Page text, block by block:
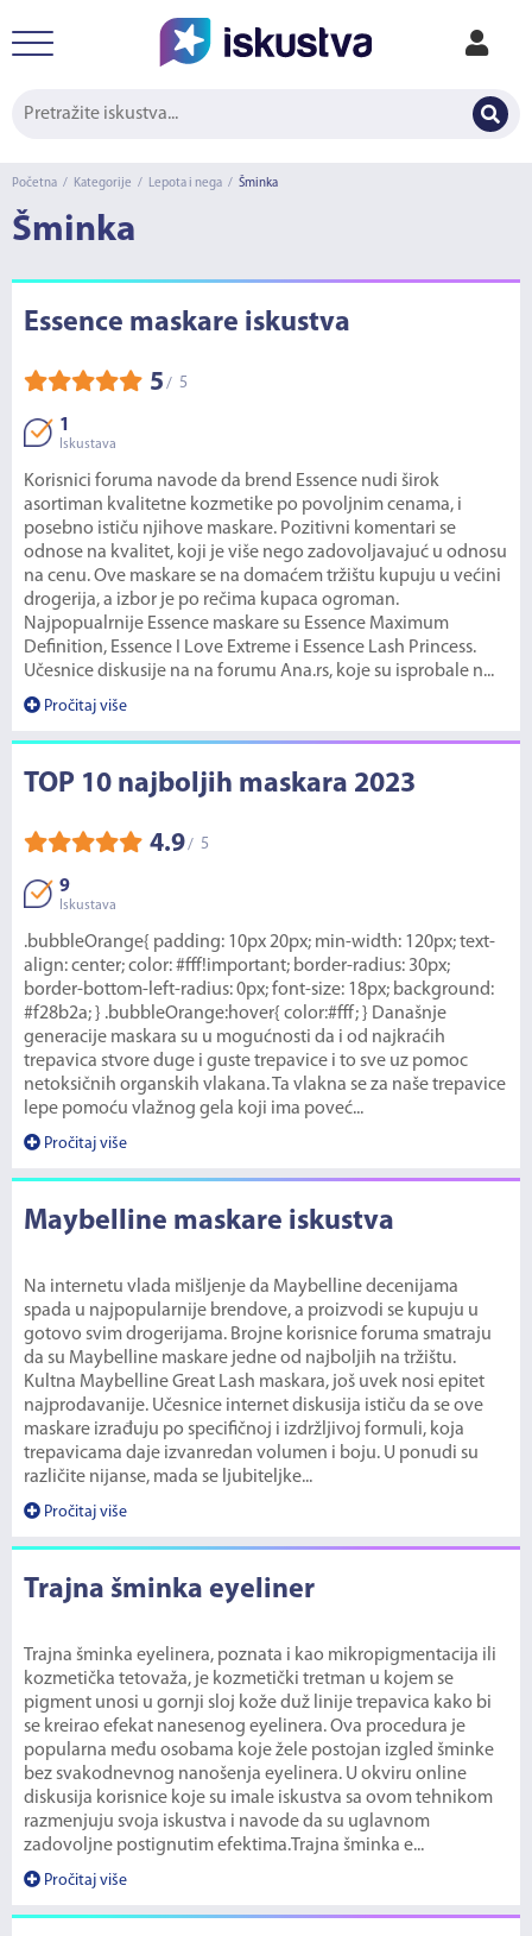
Početna / Kategorije / Lepota i nega / Šminka
Šminka
Essence maskare iskustva
5 / 5
1
Iskustava
Korisnici foruma navode da brend Essence nudi širok
asortiman kvalitetne kozmetike po povoljnim cenama, i
posebno ističu njihove maskare. Pozitivni komentari se
odnose na kvalitet, koji je više nego zadovoljavajuć u odnosu
na cenu. Ove maskare se na domaćem tržištu kupuju u većini
drogerija, a izbor je po rečima kupaca ogroman.
Najpopualrnije Essence maskare su Essence Maximum
Definition, Essence I Love Extreme i Essence Lash Princess.
Učesnice diskusije na na forumu Ana.rs, koje su isprobale n...
Pročitaj više
TOP 10 najboljih maskara 2023
4.9/ 5
9
Iskustava
.bubbleOrange{ padding: 10px 20px; min-width: 120px; text-
align: center; color: #fff!important; border-radius: 30px;
border-bottom-left-radius: 0px; font-size: 18px; background:
#f28b2a; } .bubbleOrange:hover{ color:#fff; } Današnje
generacije maskara su u mogućnosti da i od najkraćih
trepavica stvore duge i guste trepavice i to sve uz pomoc
netoksičnih organskih vlakana. Ta vlakna se za naše trepavice
lepe pomoću vlažnog gela koji ima poveć...
Pročitaj više
Maybelline maskare iskustva
Na internetu vlada mišljenje da Maybelline decenijama
spada u najpopularnije brendove, a proizvodi se kupuju u
gotovo svim drogerijama. Brojne korisnice foruma smatraju
da su Maybelline maskare jedne od najboljih na tržištu.
Kultna Maybelline Great Lash maskara, još uvek nosi epitet
najprodavanije. Učesnice internet diskusija ističu da se ove
maskare izrađuju po specifičnoj i izdržljivoj formuli, koja
trepavicama daje izvanredan volumen i boju. U ponudi su
različite nijanse, mada se ljubiteljke...
Pročitaj više
Trajna šminka eyeliner
Trajna šminka eyelinera, poznata i kao mikropigmentacija ili
kozmetička tetovaža, je kozmetički tretman u kojem se
pigment unosi u gornji sloj kože duž linije trepavica kako bi
se kreirao efekat nanesenog eyelinera. Ova procedura je
popularna među osobama koje žele postojan izgled šminke
bez svakodnevnog nanošenja eyelinera. U okviru online
diskusija korisnice koje su imale iskustva sa ovom tehnikom
razmenjuju svoja iskustva i navode da su uglavnom
zadovoljne postignutim efektima.Trajna šminka e...
Pročitaj više